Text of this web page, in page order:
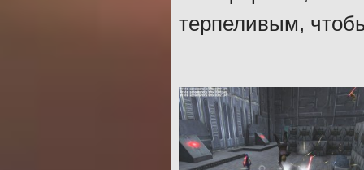
терпеливым,